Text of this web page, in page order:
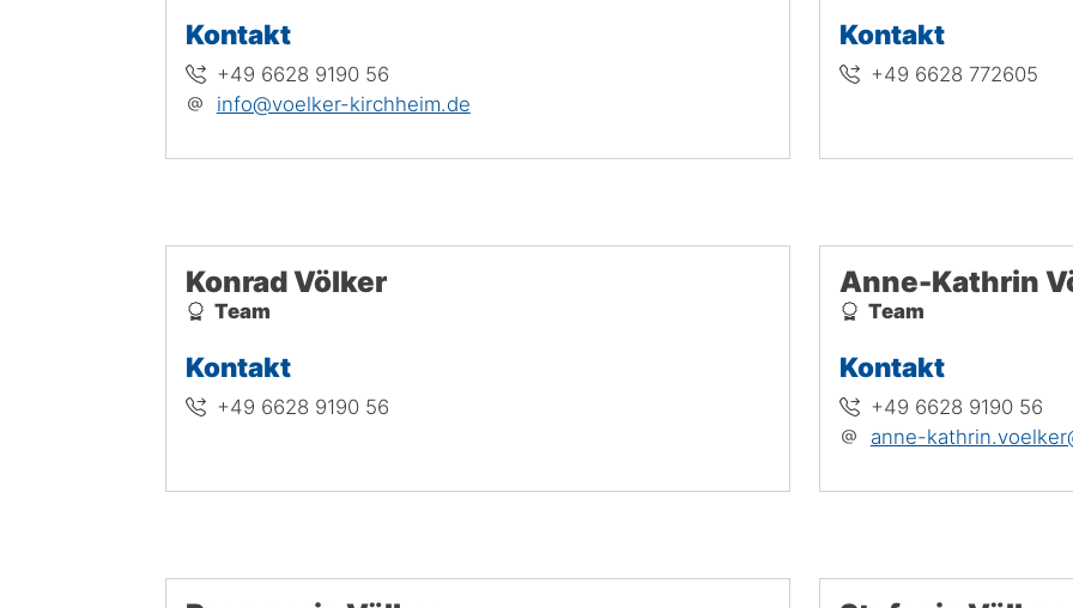
Kontakt
+49 6628 9190 56
info@voelker-kirchheim.de
Kontakt
+49 6628 772605
Konrad Völker
Team
Kontakt
+49 6628 9190 56
Anne-Kathrin
Team
Kontakt
+49 6628 9190 56
anne-